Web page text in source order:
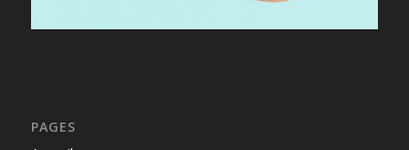
PAGES